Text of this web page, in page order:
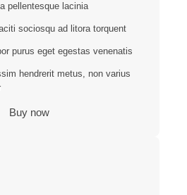
pellentesque lacinia
sociosqu ad litora torquent
purus eget egestas venenatis
hendrerit metus, non varius
Buy now